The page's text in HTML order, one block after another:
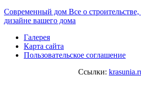
Современный дом Все о
дизайне вашего дома
Галерея
Карта сайта
Пользовательское соглашение
Ссылки: